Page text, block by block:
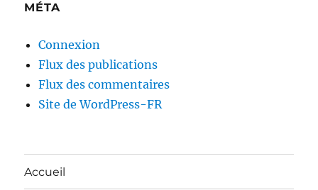
MÉTA
Connexion
Flux des publications
Flux des commentaires
Site de WordPress-FR
Accueil